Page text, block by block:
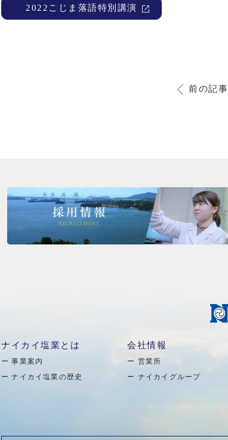
2022こじま落語特別講演
前の記事
ナイカイ塩業とは
事業案内
ナイカイ塩業の歴史
会社情報
営業所
ナイカイグループ